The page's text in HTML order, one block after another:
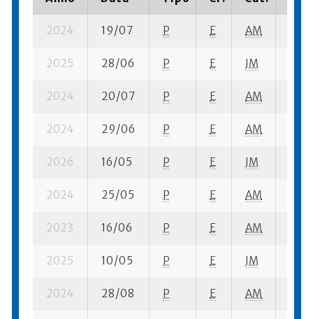
2024 19/07 P E AM
2025 28/06 P E JM
2024 20/07 P E AM
2024 29/06 P E AM
2026 16/05 P E JM
2024 25/05 P E AM
2023 16/06 P E AM
2025 10/05 P E JM
2024 28/08 P E AM